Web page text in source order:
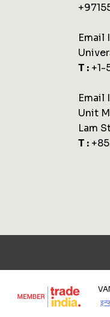
Email
T :
Email
Unit
Lam
T :